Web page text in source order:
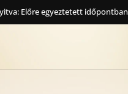
Előre egyeztetett időpontban